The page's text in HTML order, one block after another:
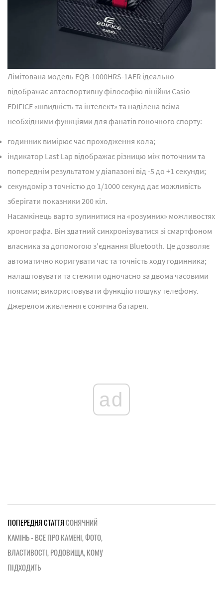
Лімітована модель EQB-1000HRS-1AER ідеально
відображає автоспортивну філософію лінійки Casio
EDIFICE «швидкість та інтелект» та наділена всіма
необхідними функціями для фанатів гоночного спорту:
годинник вимірює час проходження кола;
індикатор Last Lap відображає різницю між поточним та
попереднім результатом у діапазоні від -5 до +1 секунди;
секундомір з точністю до 1/1000 секунд дає можливість
зберігати показники 200 кіл.
Насамкінець варто зупинитися на «розумних» можливостях
хронографа. Він здатний синхронізуватися зі смартфоном
власника за допомогою з'єднання Bluetooth. Це дозволяє
автоматично коригувати час та точність ходу годинника;
налаштовувати та стежити одночасно за двома часовими
поясами; використовувати функцію пошуку телефону.
Джерелом живлення є сонячна батарея.
ad
ПОПЕРЕДНЯ СТАТТЯСОНЯЧНИЙ
КАМІНЬ - ВСЕ ПРО КАМЕНІ, ФОТО,
ВЛАСТИВОСТІ, РОДОВИЩА, КОМУ
ПІДХОДИТЬ